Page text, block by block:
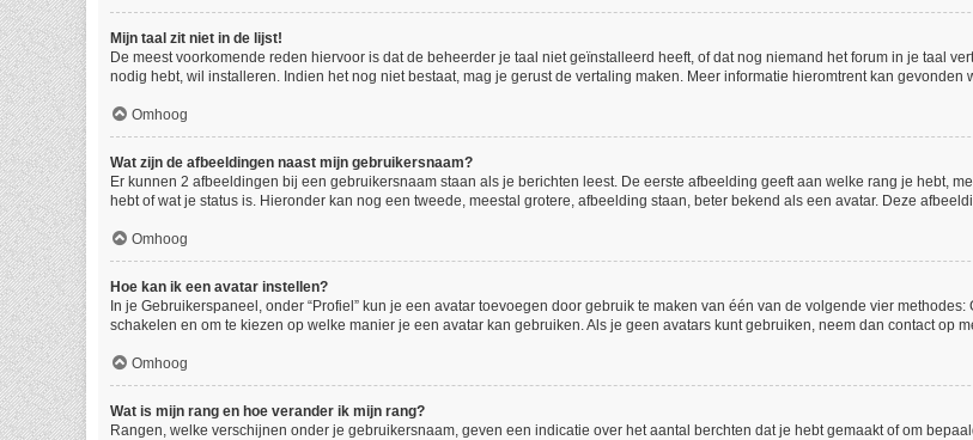
Mijn taal zit niet in de lijst!
De meest voorkomende reden hiervoor is dat de beheerder je taal niet geïnstalleerd heeft, of dat nog niemand het forum in je taal
nodig hebt, wil installeren. Indien het nog niet bestaat, mag je gerust de vertaling maken. Meer informatie hieromtrent kan
Omhoog
Wat zijn de afbeeldingen naast mijn gebruikersnaam?
Er kunnen 2 afbeeldingen bij een gebruikersnaam staan als je berichten leest. De eerste afbeelding geeft aan welke rang je hebt,
hebt of wat je status is. Hieronder kan nog een tweede, meestal grotere, afbeelding staan, beter bekend als een avatar. Deze
Omhoog
Hoe kan ik een avatar instellen?
In je Gebruikerspaneel, onder “Profiel” kun je een avatar toevoegen door gebruik te maken van één van de volgende vier
schakelen en om te kiezen op welke manier je een avatar kan gebruiken. Als je geen avatars kunt gebruiken, neem dan contact op
Omhoog
Wat is mijn rang en hoe verander ik mijn rang?
Rangen, welke verschijnen onder je gebruikersnaam, geven een indicatie over het aantal berchten dat je hebt gemaakt of om